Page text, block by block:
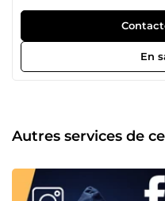
délais 👋 Je suis Christ,
DCSTRATEGY. Avec mon
et entrepreneurs sur
360° pour construire un
dès maintenant pour
En
Autres services de